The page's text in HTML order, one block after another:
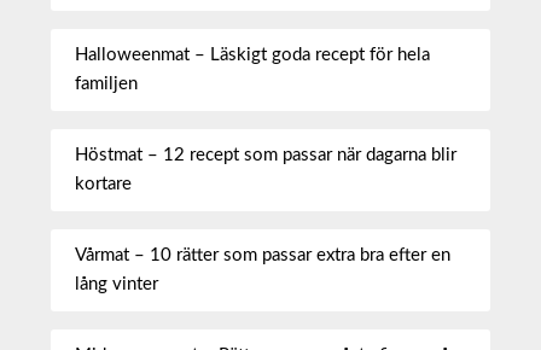
Halloweenmat – Läskigt goda recept för hela
familjen
Höstmat – 12 recept som passar när dagarna blir
kortare
Vårmat – 10 rätter som passar extra bra efter en
lång vinter